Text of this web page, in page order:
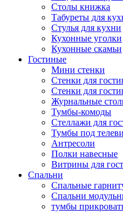
Столы книжка
Табуреты для
Стулья для кухни
Кухонные уголки
Кухонные скамьи
Гостиные
Мини стенки
Стенки для
Стенки для
Журнальные
Тумбы-комоды
Стеллажи для
Тумбы под
Антресоли
Полки навесные
Витрины для
Спальни
Спальные
Спальни
тумбы